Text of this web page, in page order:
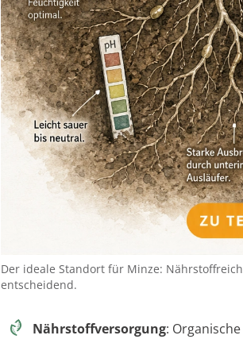
Der ideale Standort für Minze:
entscheidend.
Nährstoffversorgung: